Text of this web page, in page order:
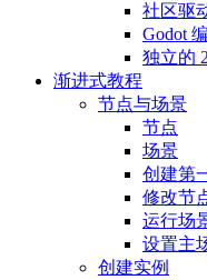
社区驱
Godot
独立的
渐进式教程
节点与场景
节点
场景
创建第
修改节
运行场
设置主
创建实例